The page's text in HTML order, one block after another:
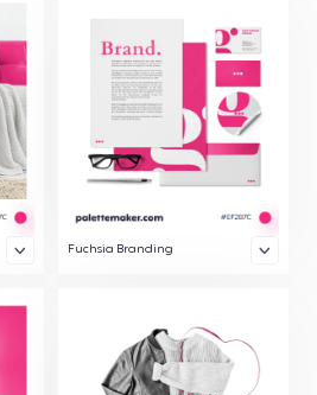
Fuchsia Branding